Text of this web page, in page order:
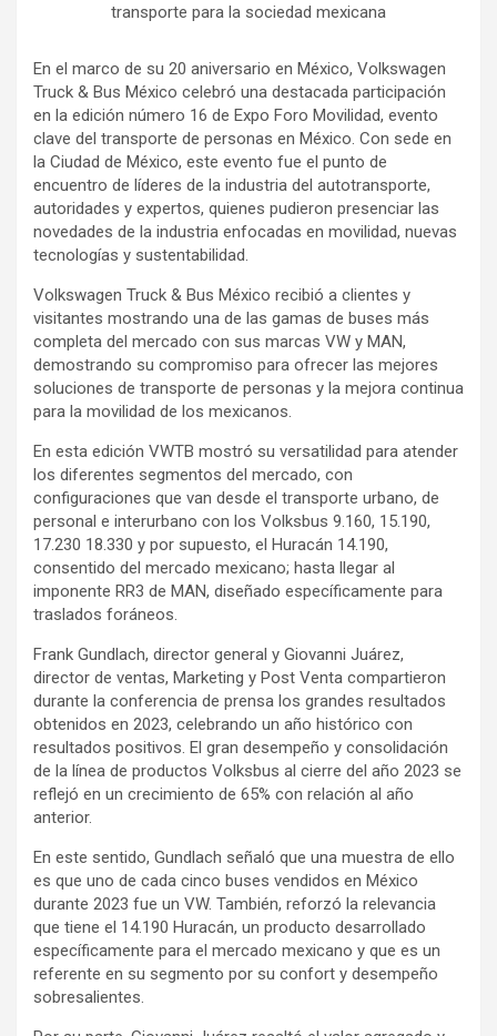
transporte para la sociedad mexicana
En el marco de su 20 aniversario en México, Volkswagen
Truck & Bus México celebró una destacada participación
en la edición número 16 de Expo Foro Movilidad, evento
clave del transporte de personas en México. Con sede en
la Ciudad de México, este evento fue el punto de
encuentro de líderes de la industria del autotransporte,
autoridades y expertos, quienes pudieron presenciar las
novedades de la industria enfocadas en movilidad, nuevas
tecnologías y sustentabilidad.
Volkswagen Truck & Bus México recibió a clientes y
visitantes mostrando una de las gamas de buses más
completa del mercado con sus marcas VW y MAN,
demostrando su compromiso para ofrecer las mejores
soluciones de transporte de personas y la mejora continua
para la movilidad de los mexicanos.
En esta edición VWTB mostró su versatilidad para atender
los diferentes segmentos del mercado, con
configuraciones que van desde el transporte urbano, de
personal e interurbano con los Volksbus 9.160, 15.190,
17.230 18.330 y por supuesto, el Huracán 14.190,
consentido del mercado mexicano; hasta llegar al
imponente RR3 de MAN, diseñado específicamente para
traslados foráneos.
Frank Gundlach, director general y Giovanni Juárez,
director de ventas, Marketing y Post Venta compartieron
durante la conferencia de prensa los grandes resultados
obtenidos en 2023, celebrando un año histórico con
resultados positivos. El gran desempeño y consolidación
de la línea de productos Volksbus al cierre del año 2023 se
reflejó en un crecimiento de 65% con relación al año
anterior.
En este sentido, Gundlach señaló que una muestra de ello
es que uno de cada cinco buses vendidos en México
durante 2023 fue un VW. También, reforzó la relevancia
que tiene el 14.190 Huracán, un producto desarrollado
específicamente para el mercado mexicano y que es un
referente en su segmento por su confort y desempeño
sobresalientes.